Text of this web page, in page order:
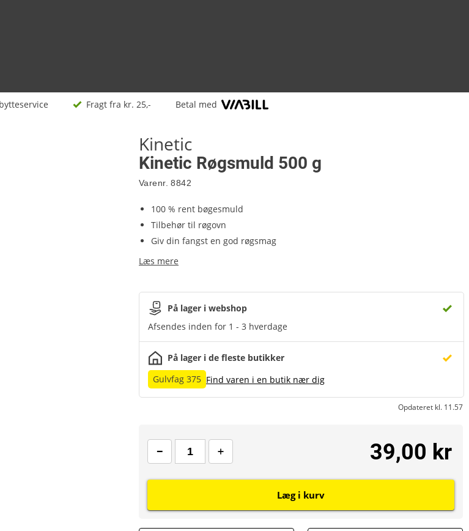
Fragt fra kr. 25,- Betal med
Kinetic
Kinetic Røgsmuld 500 g
Varenr. 8842
100 % rent bøgesmuld
Tilbehør til røgovn
Giv din fangst en god røgsmag
Læs mere
På lager i webshop
Afsendes inden for 1 - 3 hverdage
På lager i de fleste butikker
Gulvfag 375 Find varen i en butik nær dig
Opdateret kl. 11.57
39,00 kr
Læg i kurv